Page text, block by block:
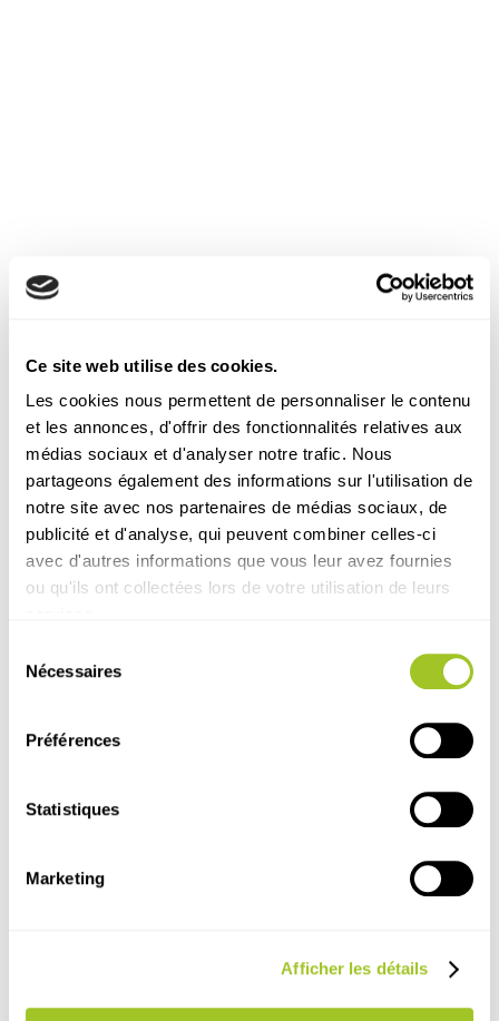
Ce site web utilise des cookies.
Les cookies nous permettent de personnaliser le contenu
et les annonces, d'offrir des fonctionnalités relatives aux
médias sociaux et d'analyser notre trafic. Nous
partageons également des informations sur l'utilisation de
notre site avec nos partenaires de médias sociaux, de
publicité et d'analyse, qui peuvent combiner celles-ci
avec d'autres informations que vous leur avez fournies
ou qu'ils ont collectées lors de votre utilisation de leurs
Nécessaires
Préférences
Statistiques
Marketing
Afficher les détails
Journée Colombophile Beauquesne
2026
2026